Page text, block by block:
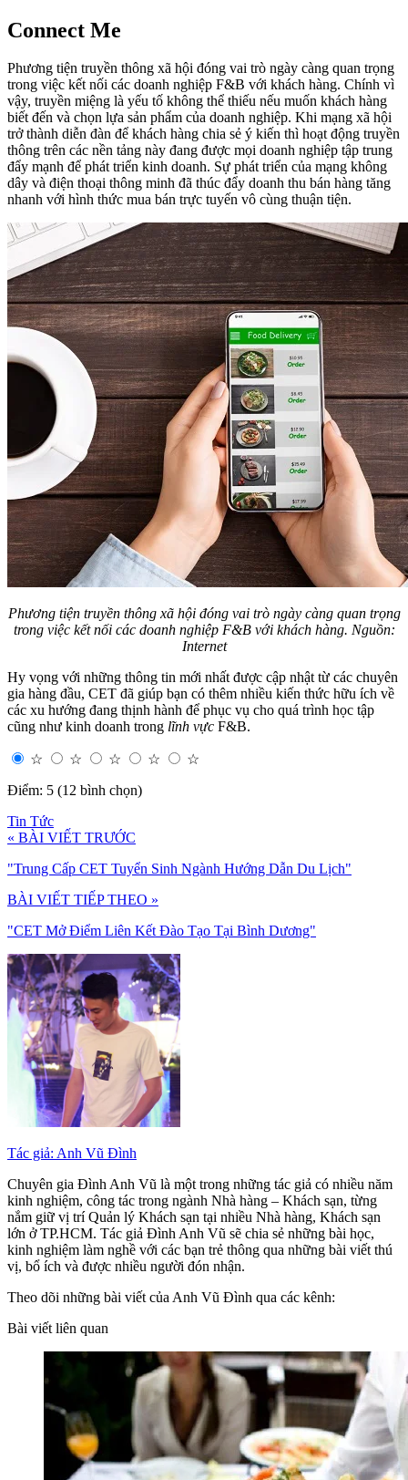
Connect Me
Phương tiện truyền thông xã hội đóng vai trò ngày càng quan trọng
trong việc kết nối các doanh nghiệp F&B với khách hàng. Chính vì
vậy, truyền miệng là yếu tố không thể thiếu nếu muốn khách hàng
biết đến và chọn lựa sản phẩm của doanh nghiệp. Khi mạng xã hội
trở thành diễn đàn để khách hàng chia sẻ ý kiến thì hoạt động truyền
thông trên các nền tảng này đang được mọi doanh nghiệp tập trung
đẩy mạnh để phát triển kinh doanh. Sự phát triển của mạng không
dây và điện thoại thông minh đã thúc đẩy doanh thu bán hàng tăng
nhanh với hình thức mua bán trực tuyến vô cùng thuận tiện.
Phương tiện truyền thông xã hội đóng vai trò ngày càng quan trọng
trong việc kết nối các doanh nghiệp F&B với khách hàng. Nguồn:
Internet
Hy vọng với những thông tin mới nhất được cập nhật từ các chuyên
gia hàng đầu, CET đã giúp bạn có thêm nhiều kiến thức hữu ích về
các xu hướng đang thịnh hành để phục vụ cho quá trình học tập
cũng như kinh doanh trong lĩnh vực F&B.
☆ ☆ ☆ ☆
☆
Điểm: 5 (12 bình chọn)
Tin Tức
« BÀI VIẾT TRƯỚC
"Trung Cấp CET Tuyển Sinh Ngành Hướng Dẫn Du Lịch"
BÀI VIẾT TIẾP THEO »
"CET Mở Điểm Liên Kết Đào Tạo Tại Bình Dương"
Tác giả: Anh Vũ Đình
Chuyên gia Đình Anh Vũ là một trong những tác giả có nhiều năm
kinh nghiệm, công tác trong ngành Nhà hàng – Khách sạn, từng
nắm giữ vị trí Quản lý Khách sạn tại nhiều Nhà hàng, Khách sạn
lớn ở TP.HCM. Tác giả Đình Anh Vũ sẽ chia sẻ những bài học,
kinh nghiệm làm nghề với các bạn trẻ thông qua những bài viết thú
vị, bổ ích và được nhiều người đón nhận.
Theo dõi những bài viết của Anh Vũ Đình qua các kênh:
Bài viết liên quan